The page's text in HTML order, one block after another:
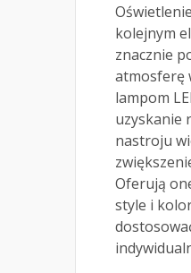
kolejnym
znacznie
atmosferę
lampom
uzyskanie
nastroju
Oferują
style i